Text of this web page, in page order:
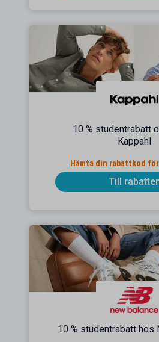
10 % studentrabatt
Kappahl
Hämta din rabattkod
Till
10 % studentrabatt hos